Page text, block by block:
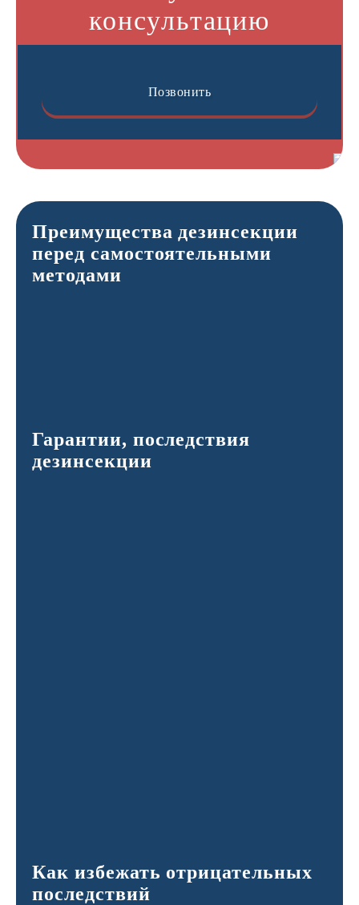
консультацию
Позвонить
Преимущества дезинсекции
перед самостоятельными
методами
Гарантии, последствия
дезинсекции
Как избежать отрицательных
последствий